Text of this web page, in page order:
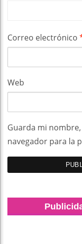
Correo electrónico
Web
Guarda mi
navegador para la